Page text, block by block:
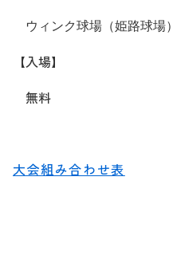
ウィンク球場（姫路球場）
【入場】
無料
大会組み合わせ表